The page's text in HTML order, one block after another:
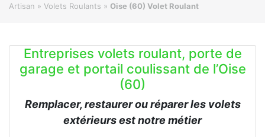
Artisan » Volets Roulants » Oise (60) Volet Roulant
Entreprises volets roulant, porte de
garage et portail coulissant de l’Oise
(60)
Remplacer, restaurer ou réparer les volets
extérieurs est notre métier